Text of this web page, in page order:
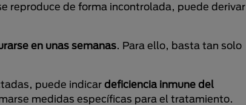
reproduce de forma incontrolada, puede derivar
en unas semanas. Para ello, basta tan solo
puede indicar deficiencia inmune del
medidas específicas para el tratamiento.